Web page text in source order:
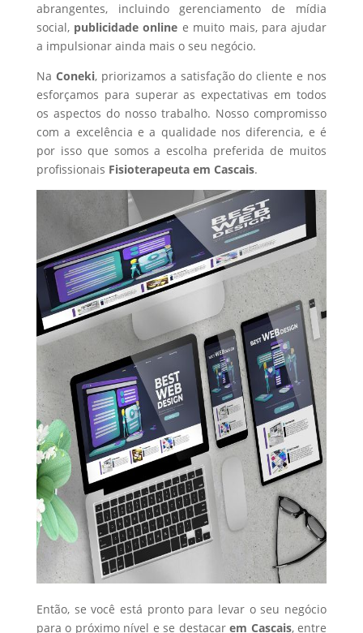
abrangentes, incluindo gerenciamento de mídia
social, publicidade online e muito mais, para ajudar
a impulsionar ainda mais o seu negócio.
Na Coneki, priorizamos a satisfação do cliente e nos
esforçamos para superar as expectativas em todos
os aspectos do nosso trabalho. Nosso compromisso
com a excelência e a qualidade nos diferencia, e é
por isso que somos a escolha preferida de muitos
profissionais Fisioterapeutaem Cascais.
Então, se você está pronto para levar o seu negócio
para o próximo nível e se destacarem Cascais, entre